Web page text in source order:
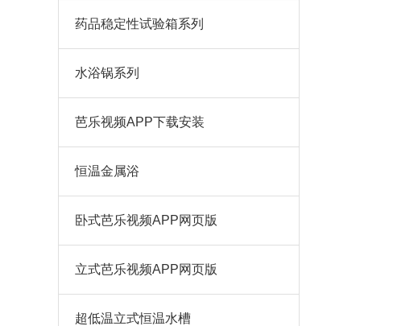
药品稳定性试验箱系列
水浴锅系列
芭乐视频APP下载安装
恒温金属浴
卧式芭乐视频APP网页版
立式芭乐视频APP网页版
超低温立式恒温水槽